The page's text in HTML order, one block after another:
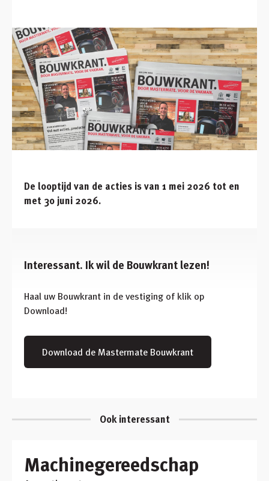
De looptijd van de acties is van 1 mei 2026 tot en
met 30 juni 2026.
Interessant. Ik wil de Bouwkrant lezen!
Haal uw Bouwkrant in de vestiging of klik op
Download!
Download de Mastermate Bouwkrant
Ook interessant
Machinegereedschap